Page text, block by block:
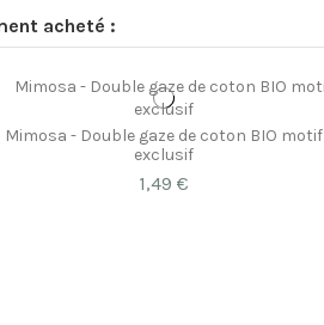
acheté :
Mimosa - Double gaze de coton BIO motif
exclusif
1,49 €